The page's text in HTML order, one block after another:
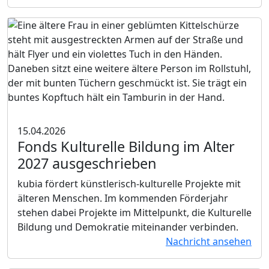
15.04.2026
Fonds Kulturelle Bildung im Alter
2027 ausgeschrieben
kubia fördert künstlerisch-kulturelle Projekte mit
älteren Menschen. Im kommenden Förderjahr
stehen dabei Projekte im Mittelpunkt, die Kulturelle
Bildung und Demokratie miteinander verbinden.
Nachricht ansehen